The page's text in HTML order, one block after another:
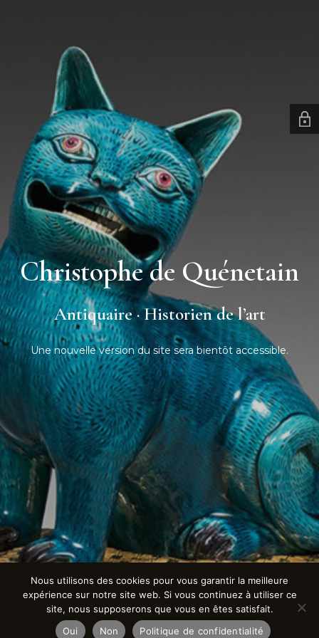
Christophe de Quénetain
Antiquaire · Historien de l’art
Une nouvelle version du site sera bientôt accessible.
Nous utilisons des cookies pour vous garantir la meilleure
expérience sur notre site web. Si vous continuez à utiliser ce
site, nous supposerons que vous en êtes satisfait.
Oui
Non Politique de confidentialité